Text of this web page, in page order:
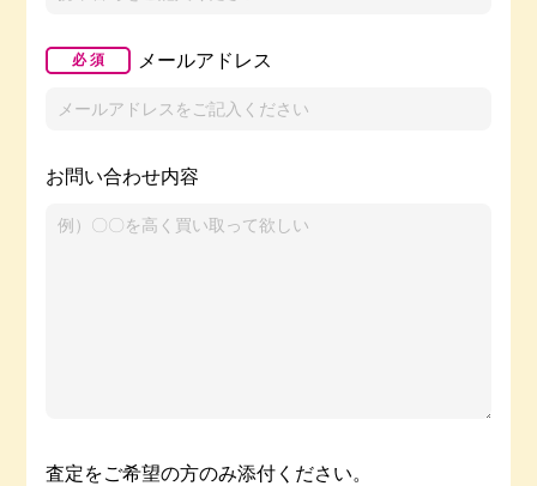
必 須 メールアドレス
お問い合わせ内容
査定をご希望の方のみ添付ください。